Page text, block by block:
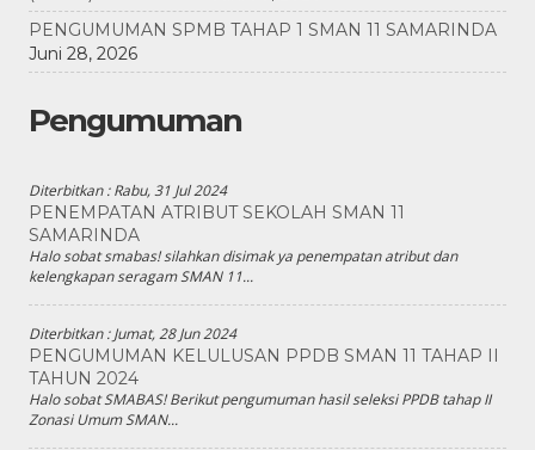
PENGUMUMAN SPMB TAHAP 1 SMAN 11 SAMARINDA
Juni 28, 2026
Pengumuman
Diterbitkan :Rabu, 31 Jul 2024
PENEMPATAN ATRIBUT SEKOLAH SMAN 11
SAMARINDA
Halo sobat smabas! silahkan disimak ya penempatan atribut dan
kelengkapan seragam SMAN 11...
Diterbitkan :Jumat, 28 Jun 2024
PENGUMUMAN KELULUSAN PPDB SMAN 11 TAHAP II
TAHUN 2024
Halo sobat SMABAS! Berikut pengumuman hasil seleksi PPDB tahap II
Zonasi Umum SMAN...